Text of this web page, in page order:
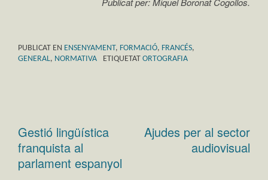
PUBLICAT EN ENSENYAMENT, FORMACIÓ, FRANCÉS,
GENERAL, NORMATIVA ETIQUETAT ORTOGRAFIA
Navegació
d'entrades
Gestió lingüística
franquista al
parlament espanyol
Ajudes per al sector
audiovisual